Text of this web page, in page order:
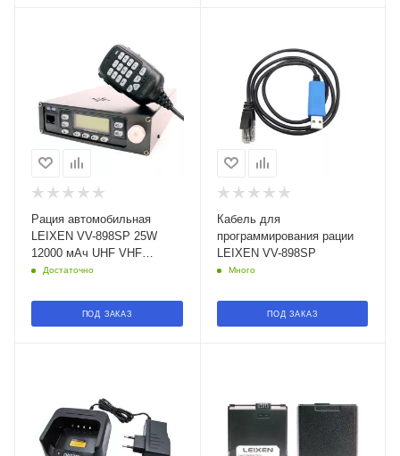
Рация автомобильная
LEIXEN VV-898SP 25W
12000 мАч UHF VHF
Черный
Достаточно
ПОД ЗАКАЗ
Кабель для
программирования рации
LEIXEN VV-898SP
Много
ПОД ЗАКАЗ